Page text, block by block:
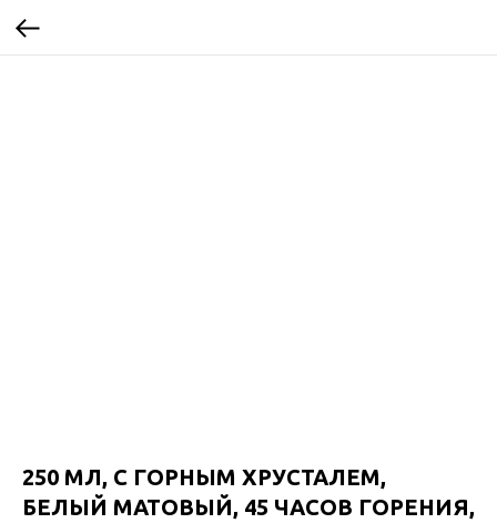
250 МЛ, С ГОРНЫМ ХРУСТАЛЕМ,
БЕЛЫЙ МАТОВЫЙ, 45 ЧАСОВ ГОРЕНИЯ,